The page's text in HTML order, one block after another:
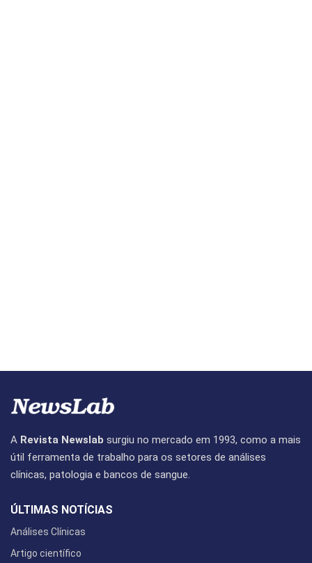
A Revista Newslab surgiu no mercado em 1993, como a mais
útil ferramenta de trabalho para os setores de análises
clínicas, patologia e bancos de sangue.
ÚLTIMAS NOTÍCIAS
Análises Clínicas
Artigo científico